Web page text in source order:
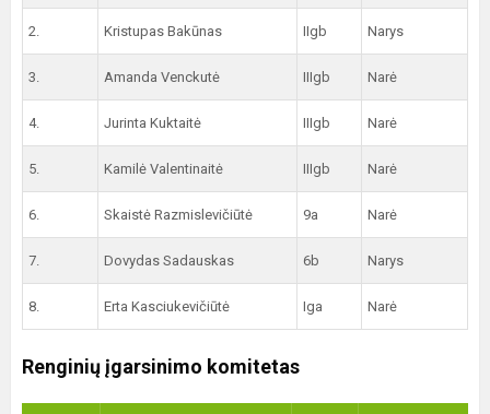
2. Kristupas Bakūnas IIgb Narys
3. Amanda Venckutė IIIgb Narė
4. Jurinta Kuktaitė IIIgb Narė
5. Kamilė Valentinaitė IIIgb Narė
6. Skaistė Razmislevičiūtė 9a Narė
7. Dovydas Sadauskas 6b Narys
8. Erta Kasciukevičiūtė Iga Narė
Renginių įgarsinimo komitetas